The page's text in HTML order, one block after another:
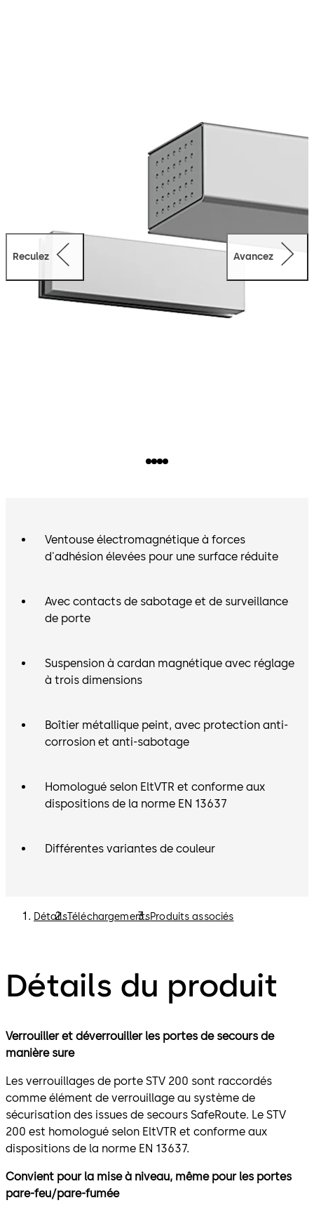
Reculez Avancez
Ventouse électromagnétique à forces
d'adhésion élevées pour une surface réduite
Avec contacts de sabotage et de surveillance
de porte
Suspension à cardan magnétique avec réglage
à trois dimensions
Boîtier métallique peint, avec protection anti-
corrosion et anti-sabotage
Homologué selon EltVTR et conforme aux
dispositions de la norme EN 13637
Différentes variantes de couleur
DétailsTéléchargementsProduits associés
Détails du produit
Verrouiller et déverrouiller les portes de secours de
manière sure
Les verrouillages de porte STV 200 sont raccordés
comme élément de verrouillage au système de
sécurisation des issues de secours SafeRoute. Le STV
200 est homologué selon EltVTR et conforme aux
dispositions de la norme EN 13637.
Convient pour la mise à niveau, même pour les portes
pare-feu/pare-fumée